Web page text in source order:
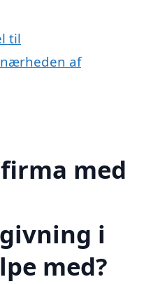
til
af
med
i
med?